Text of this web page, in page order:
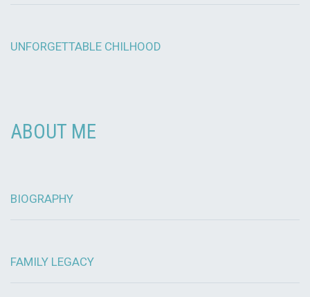
UNFORGETTABLE CHILHOOD
ABOUT ME
BIOGRAPHY
FAMILY LEGACY